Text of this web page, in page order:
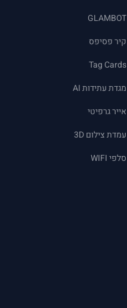
GLAMBOT
קיר פסיפס
Tag Cards
מגדת עתידות AI
אייר גרפיטי
עמדת צילום 3D
סלפי WIFI